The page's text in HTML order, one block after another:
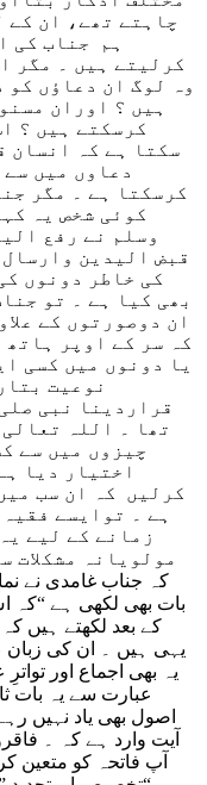
چاہتے تھے، ان کے
ہم جناب کی
کرلیتے ہیں ۔ مگر
وہ لوگ ان دعاؤں
ہیں ؟ اوران
کرسکتے ہیں ؟
سکتا ہے کہ انسان
دعاوں میں
کرسکتا ہے ۔ مگر
کوئی شخص یہ
وسلم نے رفع
قبض الیدین
کی خاطر دونوں
بھی کیا ہے ۔ تو
ان دوصورتوں کے
کہ سر کے اوپر
یا دونوں میں کسی
نوعیت
قراردینا نبی
تھا ۔ اللہ
چیزوں میں سے
اختیار دیا
کرلیں کہ ان سب
ہے ۔ توایسے
زمانے کے لیے
کہ جناب غامدی نے
بات بھی لکھی ہے “کہ
کے بعد لکھتے ہیں
یہی ہیں ۔ ان کی
عبارت سے یہ بات
اصول بھی یاد نہیں
آپ فاتحہ کو متعین